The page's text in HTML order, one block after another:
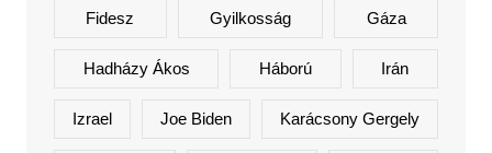
Fidesz Gyilkosság Gáza
Hadházy Ákos Háború Irán
Izrael Joe Biden Karácsony Gergely